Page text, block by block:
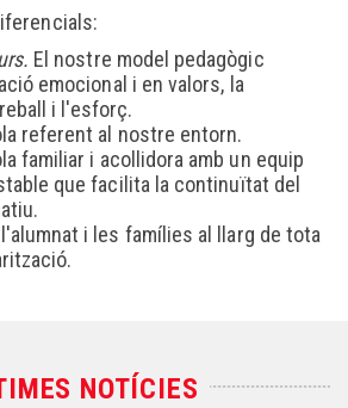
El nostre model pedagògic
emocional i en valors, la
i l'esforç.
referent al nostre entorn.
familiar i acollidora amb un equip
que facilita la continuïtat del
i les famílies al llarg de tota
NOTÍCIES